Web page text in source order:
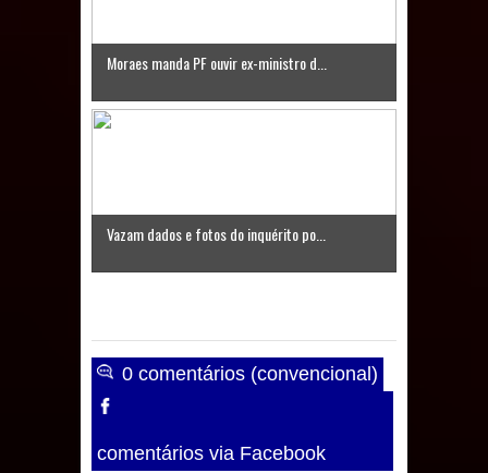
Moraes manda PF ouvir ex-ministro d...
Vazam dados e fotos do inquérito po...
0 comentários (convencional)
comentários via Facebook